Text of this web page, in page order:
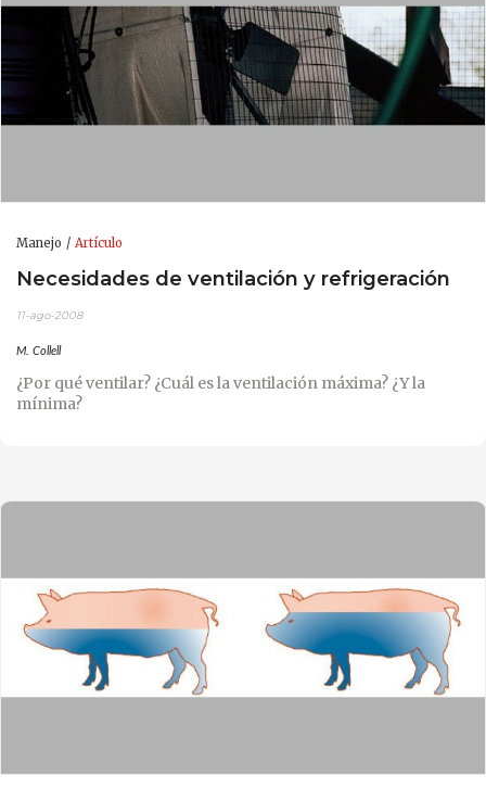
Manejo Artículo
Necesidades de ventilación y refrigeración
11-ago-2008
M. Collell
¿Por qué ventilar? ¿Cuál es la ventilación máxima? ¿Y la
mínima?